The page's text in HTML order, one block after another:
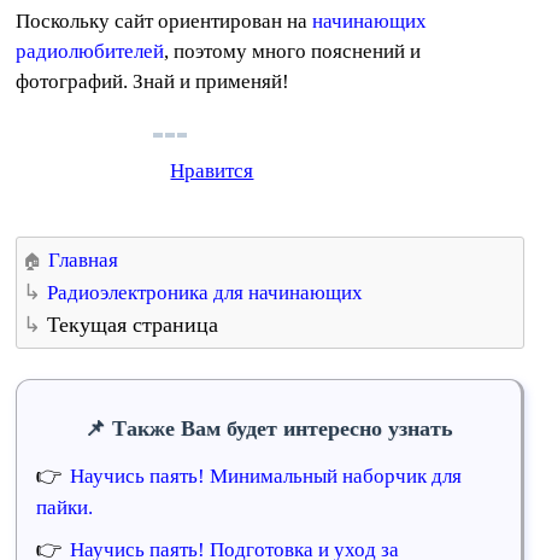
Поскольку сайт ориентирован наначинающих
радиолюбителей, поэтому много пояснений и
фотографий. Знай и применяй!
Нравится
Главная
Радиоэлектроника для начинающих
Текущая страница
Также Вам будет интересно узнать
Научись паять! Минимальный наборчик для
пайки.
Научись паять! Подготовка и уход за